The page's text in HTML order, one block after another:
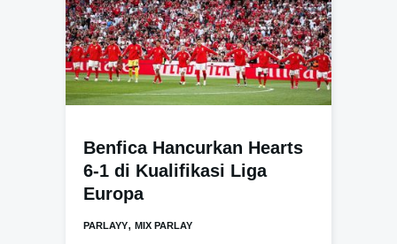
Benfica Hancurkan Hearts
6-1 di Kualifikasi Liga
Europa
PARLAYY, MIX PARLAY